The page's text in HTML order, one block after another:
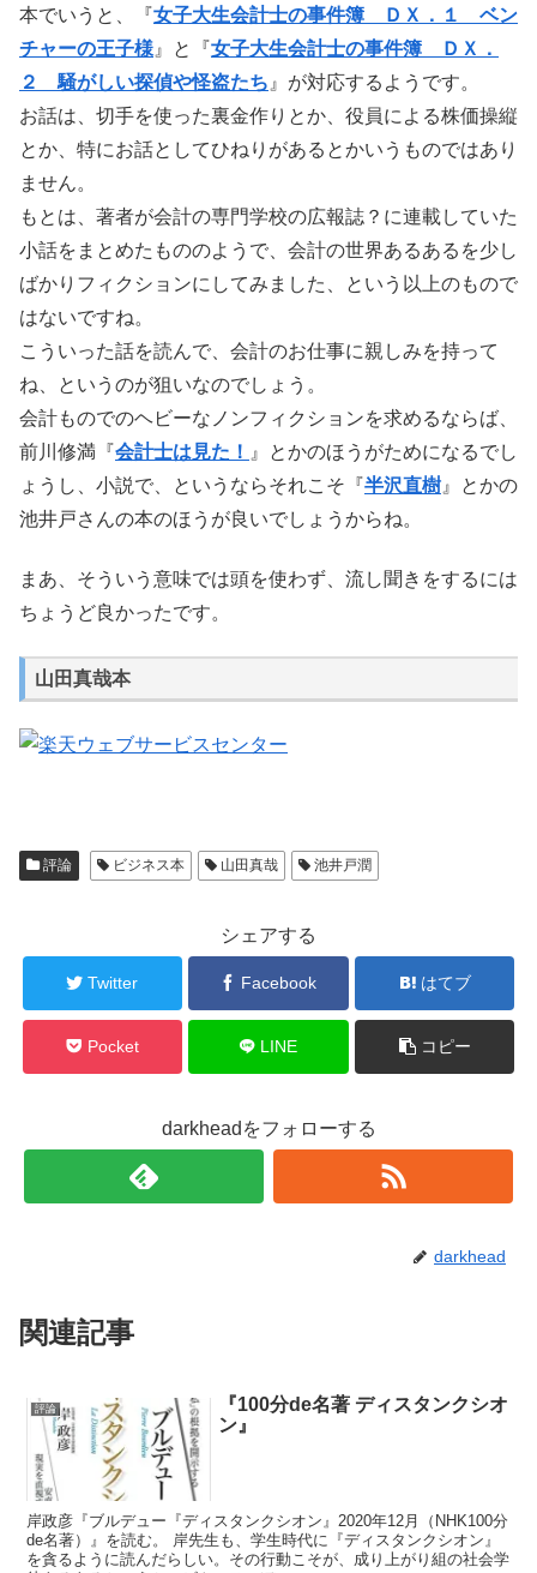
本でいうと、『女子大生会計士の事件簿 ＤＸ．１ ベン
チャーの王子様 』と『女子大生会計士の事件簿 ＤＸ．
２ 騒がしい探偵や怪盗たち 』が対応するようです。
お話は、切手を使った裏金作りとか、役員による株価操縦
とか、特にお話としてひねりがあるとかいうものではあり
ません。
もとは、著者が会計の専門学校の広報誌？に連載していた
小話をまとめたもののようで、会計の世界あるあるを少し
ばかりフィクションにしてみました、という以上のもので
はないですね。
こういった話を読んで、会計のお仕事に親しみを持って
ね、というのが狙いなのでしょう。
会計ものでのヘビーなノンフィクションを求めるならば、
前川修満『会計士は見た！ 』とかのほうがためになるでし
ょうし、小説で、というならそれこそ『半沢直樹 』とかの
池井戸さんの本のほうが良いでしょうからね。
まあ、そういう意味では頭を使わず、流し聞きをするには
ちょうど良かったです。
山田真哉本
評論 ビジネス本 山田真哉 池井戸潤
シェアする
Twitter Facebook はてブ
Pocket LINE コピー
darkheadをフォローする
darkhead
関連記事
評論
『100分de名著 ディスタンクシオ
ン』
岸政彦『ブルデュー『ディスタンクシオン』2020年12月（NHK100分
de名著）』を読む。 岸先生も、学生時代に『ディスタンクシオン』
を貪るように読んだらしい。その行動こそが、成り上がり組の社会学